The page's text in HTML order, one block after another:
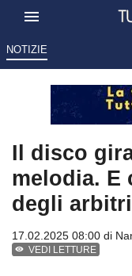
NOTIZIE
Il disco
melodia. E
degli
17.02.2025 08:00 di
VEDI LETTURE